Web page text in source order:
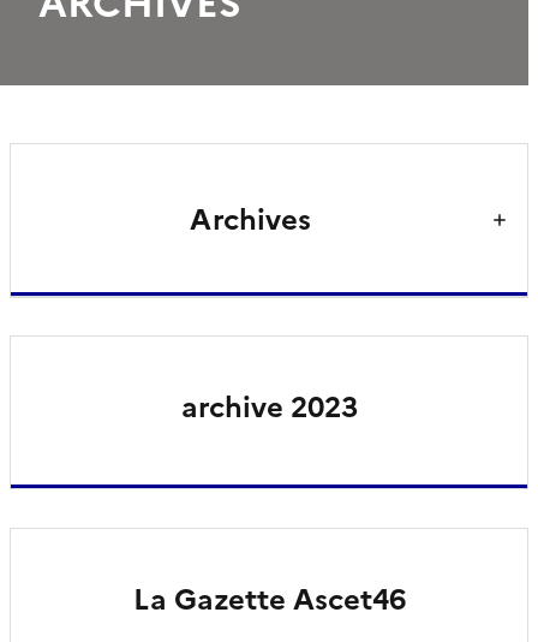
Archives
archive 2023
La Gazette Ascet46